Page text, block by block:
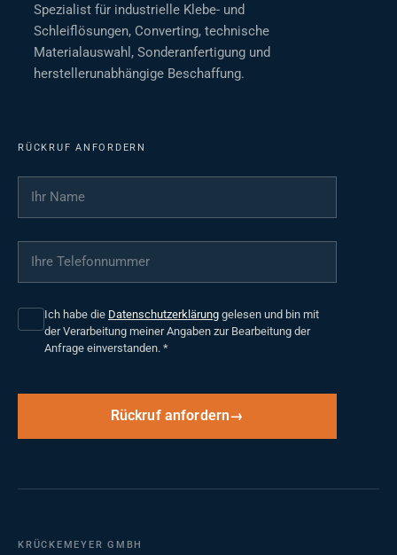
Spezialist für industrielle Klebe- und
Schleiflösungen, Converting, technische
Materialauswahl, Sonderanfertigung und
herstellerunabhängige Beschaffung.
RÜCKRUF ANFORDERN
Ihr Name
Ihre Telefonnummer
Ich habe die Datenschutzerklärung gelesen und bin mit
der Verarbeitung meiner Angaben zur Bearbeitung der
Anfrage einverstanden. *
Rückruf anfordern
KRÜCKEMEYER GMBH